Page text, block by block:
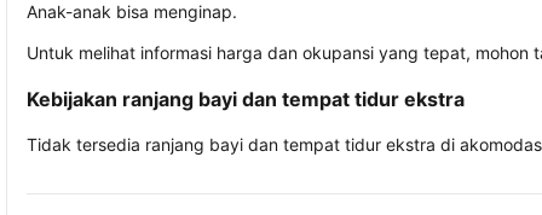
Anak-anak bisa menginap.
Untuk melihat informasi harga dan okupansi yang tepat,
Kebijakan ranjang bayi dan tempat tidur ekstra
Tidak tersedia ranjang bayi dan tempat tidur ekstra di